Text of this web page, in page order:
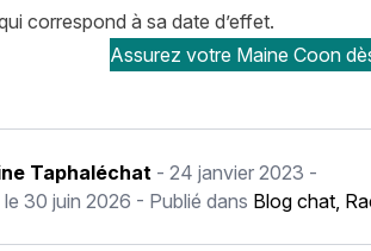
correspond à sa date d’effet.
Assurez votre Maine Coon
Taphaléchat - 24 janvier 2023 -
30 juin 2026 - Publié dans Blog chat,